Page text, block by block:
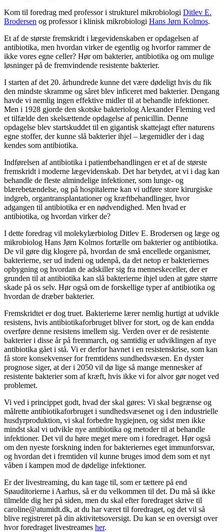
Kom til foredrag med professor i strukturel mikrobiologi Ditlev E.
Brodersen og professor i klinisk mikrobiologi Hans Jørn Kolmos.
Et af de største fremskridt i lægevidenskaben er opdagelsen af
antibiotika, men hvordan virker de egentlig og hvorfor rammer de
ikke vores egne celler? Hør om bakterier, antibiotika og om mulige
løsninger på de fremvindende resistente bakterier.
I starten af det 20. århundrede kunne det være dødeligt hvis du fik
den mindste skramme og såret blev inficeret med bakterier. Dengang
havde vi nemlig ingen effektive midler til at behandle infektioner.
Men i 1928 gjorde den skotske bakteriolog Alexander Fleming ved
et tilfælde den skelsættende opdagelse af penicillin. Denne
opdagelse blev startskuddet til en gigantisk skattejagt efter naturens
egne stoffer, der kunne slå bakterier ihjel – lægemidler der i dag
kendes som antibiotika.
Indførelsen af antibiotika i patientbehandlingen er et af de største
fremskridt i moderne lægevidenskab. Det har betydet, at vi i dag kan
behandle de fleste almindelige infektioner, som lunge- og
blærebetændelse, og på hospitalerne kan vi udføre store kirurgiske
indgreb, organtransplantationer og kræftbehandlinger, hvor
adgangen til antibiotika er en nødvendighed. Men hvad er
antibiotika, og hvordan virker de?
I dette foredrag vil molekylærbiolog Ditlev E. Brodersen og læge og
mikrobiolog Hans Jørn Kolmos fortælle om bakterier og antibiotika.
De vil gøre dig klogere på, hvordan de små encellede organismer,
bakterierne, ser ud indeni og udenpå, da det netop er bakteriernes
opbygning og hvordan de adskiller sig fra menneskeceller, der er
grunden til at antibiotika kan slå bakterierne ihjel uden at gøre større
skade på os selv. Hør også om de forskellige typer af antibiotika og
hvordan de dræber bakterier.
Fremskridtet er dog truet. Bakterierne lærer nemlig hurtigt at udvikle
resistens, hvis antibiotikaforbruget bliver for stort, og de kan endda
overføre denne resistens imellem sig. Verden over er de resistente
bakterier i disse år på fremmarch, og samtidig er udviklingen af nye
antibiotika gået i stå. Vi er derfor havnet i en resistenskrise, som kan
få store konsekvenser for fremtidens sundhedsvæsen. En dyster
prognose siger, at der i 2050 vil dø lige så mange mennesker af
resistente bakterier som af kræft, hvis ikke vi for alvor gør noget ved
problemet.
Vi ved i princippet godt, hvad der skal gøres: Vi skal begrænse og
målrette antibiotikaforbruget i sundhedsvæsenet og i den industrielle
husdyrproduktion, vi skal forbedre hygiejnen, og sidst men ikke
mindst skal vi udvikle nye antibiotika og metoder til at behandle
infektioner. Det vil du høre meget mere om i foredraget. Hør også
om den nyeste forskning inden for bakteriernes eget immunforsvar,
og hvordan det i fremtiden vil kunne bruges imod dem som et nyt
våben i kampen mod de dødelige infektioner.
Er der livestreaming, du kan tage til, som er tættere på end
Søauditorierne i Aarhus, så er du velkommen til det. Du må så ikke
tilmelde dig her på siden, men du skal efter foredraget skrive til
caroline@atumidt.dk, at du har været til foredraget, og det vil så
blive registreret på din aktivitetsoversigt. Du kan se en oversigt over
hvor foredraget livestreames her.